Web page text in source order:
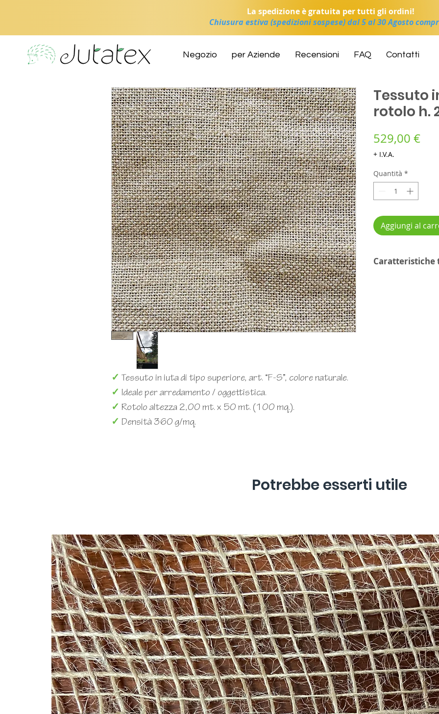
La spedizione è gratuita per tutti gli ordini!
Chiusura estiva (spedizioni sospese) dal 5 al 30 Agosto
Negozio per Aziende Recensioni FAQ Contatti
✓ Tessuto in iuta di tipo superiore, art. “F-S”, colore naturale.
✓ Ideale per arredamento / oggettistica.
✓ Rotolo altezza 2,00 mt. x 50 mt. (100 mq.).
✓ Densità 360 g/mq.
Tessuto
rotolo h.
529,00 €
+ I.V.A.
Quantità *
Aggiungi al
Caratteristiche
Potrebbe esserti utile